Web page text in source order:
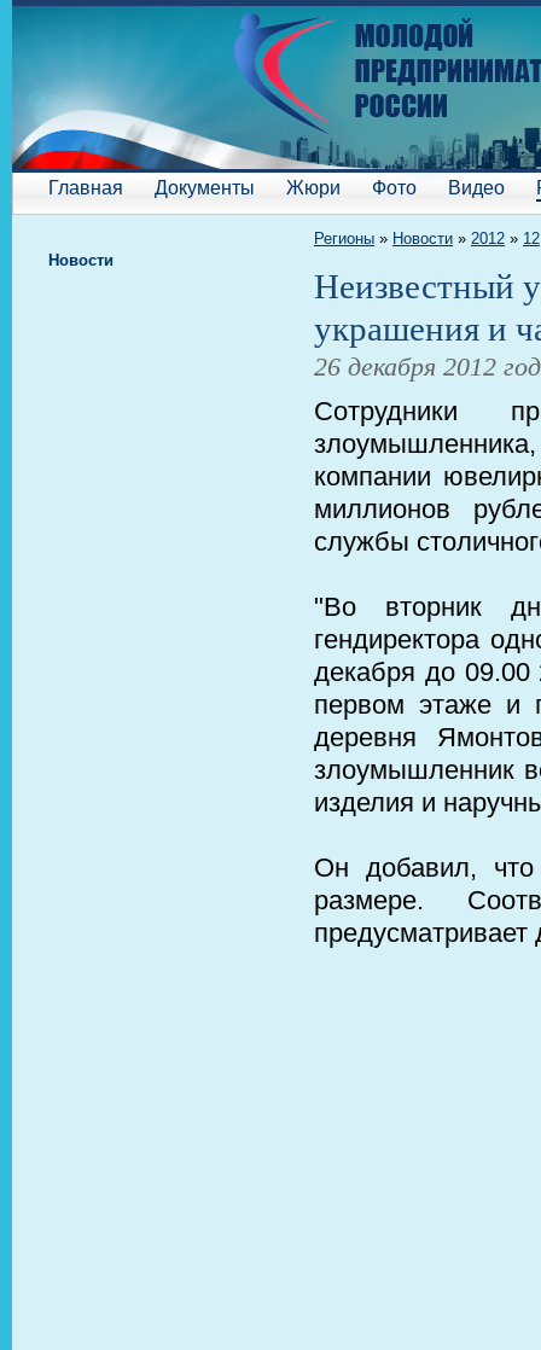
Главная Документы Жюри Фото Видео
Регионы » Новости » 2012 » 12
Неизвестный
украшения и
26 декабря 2012
Сотрудники
компании
миллионов
службы
"Во вторник
гендиректора
декабря до 09.00
первом этаже и
деревня
злоумышленник
изделия и
Он добавил,
размере.
Новости